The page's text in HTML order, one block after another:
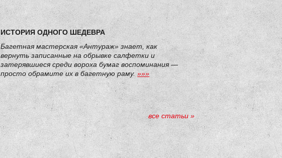
ИСТОРИЯ ОДНОГО ШЕДЕВРА
Багетная мастерская «Антураж» знает, как
вернуть записанные на обрывке салфетки и
затерявшиеся среди вороха бумаг воспоминания —
просто обрамите их в багетную раму.»»»
все статьи »